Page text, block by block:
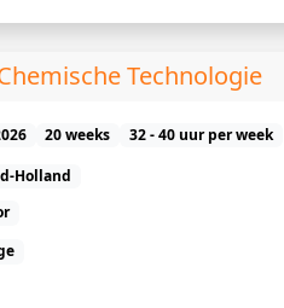
Technologie
20 weeks
32 - 40 uur per week
Holland